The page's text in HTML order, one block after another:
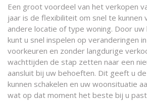
Een groot voordeel van het verkopen
jaar is de flexibiliteit om snel te kunnen
andere locatie of type woning. Door
kunt u snel inspelen op veranderingen
voorkeuren en zonder langdurige
wachttijden de stap zetten naar een
aansluit bij uw behoeften. Dit geeft u
kunnen schakelen en uw woonsituatie
wat op dat moment het beste bij u